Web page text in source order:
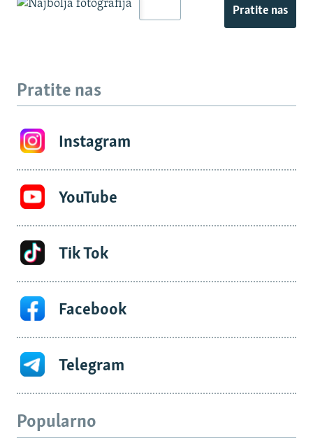
Pratite nas
Pratite nas
Instagram
YouTube
Tik Tok
Facebook
Telegram
Popularno